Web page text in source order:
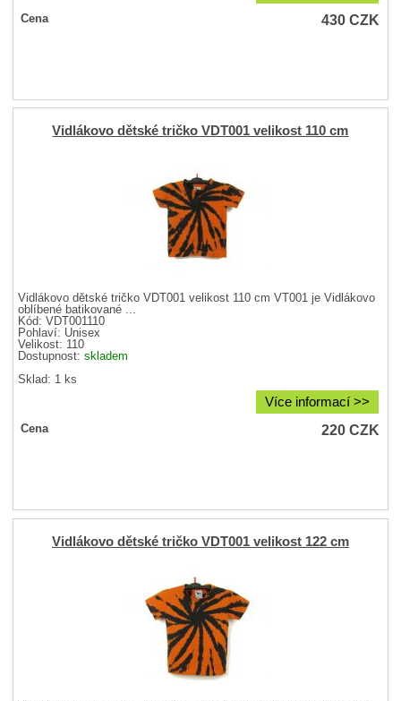
Cena 430CZK
Vidlákovo dětské tričko VDT001 velikost 110 cm
Vidlákovo dětské tričko VDT001 velikost 110 cm VT001 je Vidlákovo
oblíbené batikované ...
Kód: VDT001110
Pohlaví: Unisex
Velikost: 110
Dostupnost:skladem
Sklad: 1 ks
Více informací >>
Cena 220CZK
Vidlákovo dětské tričko VDT001 velikost 122 cm